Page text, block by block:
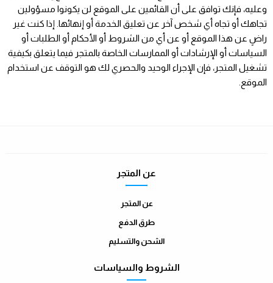
وعليه، فإنك توافق على أن القائمين على الموقع لن يكونوا مسؤولين
تجاهك أو تجاه أي شخص آخر عن تعليق الخدمة أو إنهائها. إذا كنت غير
راضٍ عن هذا الموقع أو عن أي من الشروط أو الأحكام أو الطلبات أو
السياسات أو الإرشادات أو الممارسات الخاصة بالمتجر فيما يتعلق بكيفية
تشغيل المتجر، فإن الإجراء الوحيد والحصري لك هو التوقف عن استخدام
الموقع.
عن المتجر
عن المتجر
طرق الدفع
الشحن والتسليم
الشروط والسياسات